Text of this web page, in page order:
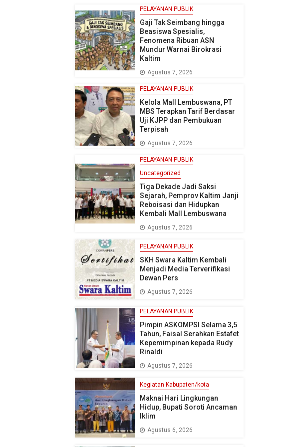
PELAYANAN PUBLIK
Gaji Tak Seimbang hingga
Beasiswa Spesialis,
Fenomena Ribuan ASN
Mundur Warnai Birokrasi
Kaltim
Agustus 7, 2026
PELAYANAN PUBLIK
Kelola Mall Lembuswana, PT
MBS Terapkan Tarif Berdasar
Uji KJPP dan Pembukuan
Terpisah
Agustus 7, 2026
PELAYANAN PUBLIK
Uncategorized
Tiga Dekade Jadi Saksi
Sejarah, Pemprov Kaltim Janji
Reboisasi dan Hidupkan
Kembali Mall Lembuswana
Agustus 7, 2026
PELAYANAN PUBLIK
SKH Swara Kaltim Kembali
Menjadi Media Terverifikasi
Dewan Pers
Agustus 7, 2026
PELAYANAN PUBLIK
Pimpin ASKOMPSI Selama 3,5
Tahun, Faisal Serahkan Estafet
Kepemimpinan kepada Rudy
Rinaldi
Agustus 7, 2026
Kegiatan Kabupaten/kota
Maknai Hari Lingkungan
Hidup, Bupati Soroti Ancaman
Iklim
Agustus 6, 2026